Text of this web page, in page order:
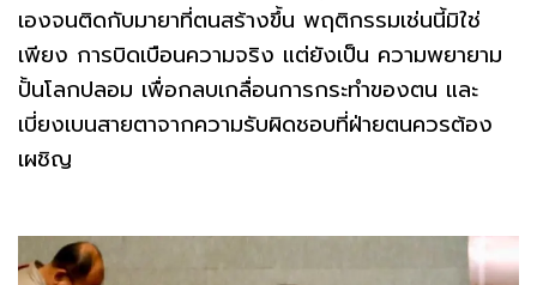
เองจนติดกับมายาที่ตนสร้างขึ้น พฤติกรรมเช่นนี้มิใช่
เพียง การบิดเบือนความจริง แต่ยังเป็น ความพยายาม
ปั้นโลกปลอม เพื่อกลบเกลื่อนการกระทำของตน และ
เบี่ยงเบนสายตาจากความรับผิดชอบที่ฝ่ายตนควรต้อง
เผชิญ